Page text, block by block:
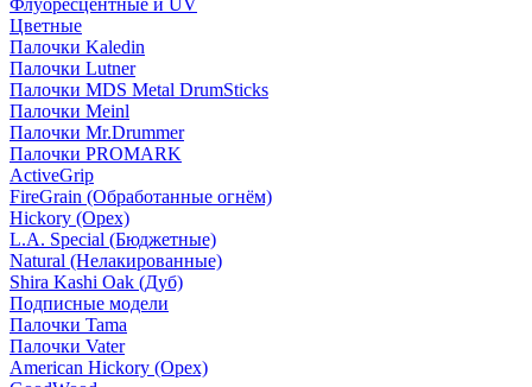
Флуоресцентные и UV
Цветные
Палочки Kaledin
Палочки Lutner
Палочки MDS Metal DrumSticks
Палочки Meinl
Палочки Mr.Drummer
Палочки PROMARK
ActiveGrip
FireGrain (Обработанные огнём)
Hickory (Орех)
L.A. Special (Бюджетные)
Natural (Нелакированные)
Shira Kashi Oak (Дуб)
Подписные модели
Палочки Tama
Палочки Vater
American Hickory (Орех)